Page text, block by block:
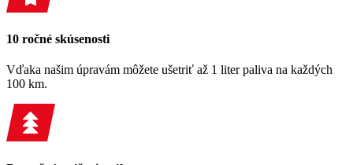
10 ročné skúsenosti
Vďaka našim úpravám môžete ušetriť až 1 liter paliva na každých
100 km.